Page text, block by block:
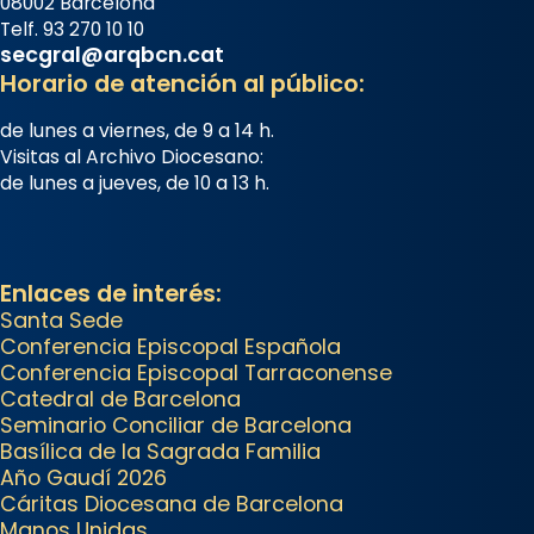
View on Facebook · Share
Arquebisbat de Barcelona
Catedral de Barcelona.
2 weeks ago
gràcies en agraïment al comitè
organitzador de la visita
apostòlica del Sant Pare Lleó XIV
a Barcelona, i als col·laboradors,
a la Catedral de Barcelona.
L’arquebisbe de Barcelona, el
cardenal Joan Josep Omella, ha
Telf. 93 270 10 10
secgral@arqbcn.cat
Horario de atención al público:
de lunes a viernes, de 9 a 14 h.
Visitas al Archivo Diocesano:
de lunes a jueves, de 10 a 13 h.
Enlaces de interés:
Santa Sede
Conferencia Episcopal Española
Conferencia Episcopal Tarraconense
Catedral de Barcelona
Seminario Conciliar de Barcelona
Basílica de la Sagrada Familia
Año Gaudí 2026
Cáritas Diocesana de Barcelona